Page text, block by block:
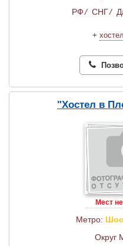
РФ/ СНГ/
+
"Хостел в
Мест
Метро:
Округ